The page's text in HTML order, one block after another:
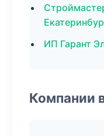
ИП Гарант
Компании